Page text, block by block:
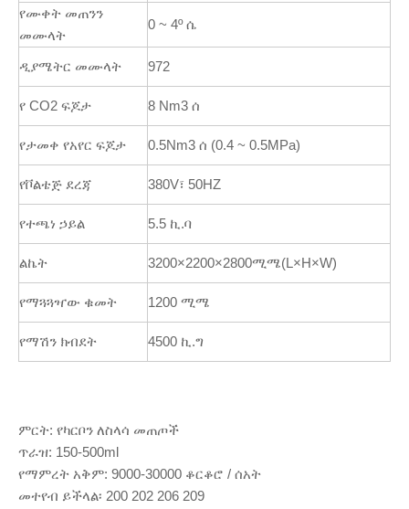
የሙቀት መጠንን
መሙላት
0 ~ 4º ሴ
ዲያሜትር መሙላት 972
የ CO2 ፍጆታ 8 Nm3 ሰ
የታመቀ የአየር ፍጆታ 0.5Nm3 ሰ (0.4 ~ 0.5MPa)
የቮልቴጅ ደረጃ 380V፣ 50HZ
የተጫነ ኃይል 5.5 ኪ.ባ
ልኬት 3200×2200×2800ሚሜ(L×H×W)
የማጓጓዣው ቁመት 1200 ሚሜ
የማሽን ክብደት 4500 ኪ.ግ
ምርት: የካርቦን ለስላሳ መጠጦች
ጥራዝ: 150-500ml
የማምረት አቅም: 9000-30000 ቆርቆሮ / ሰአት
መተየብ ይችላል፡ 200 202 206 209